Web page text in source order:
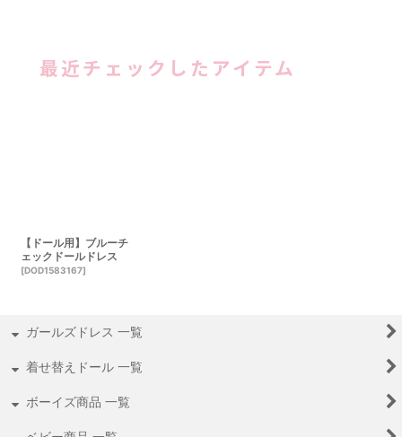
最近チェックしたアイテム
【ドール用】ブルーチ
ェックドールドレス
[DOD1583167]
ガールズドレス 一覧
着せ替えドール 一覧
ボーイズ商品 一覧